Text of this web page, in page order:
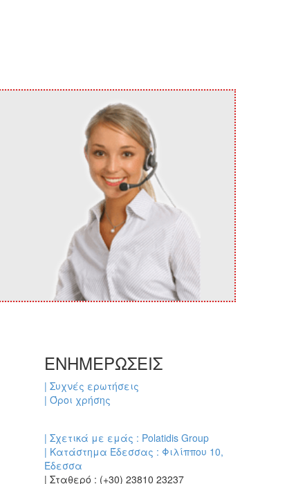
ΕΝΗΜΕΡΩΣΕΙΣ
| Συχνές ερωτήσεις
| Όροι χρήσης
| Σχετικά με εμάς : Polatidis Group
| Κατάστημα Έδεσσας : Φιλίππου 10,
Έδεσσα
| Σταθερό : (+30) 23810 23237